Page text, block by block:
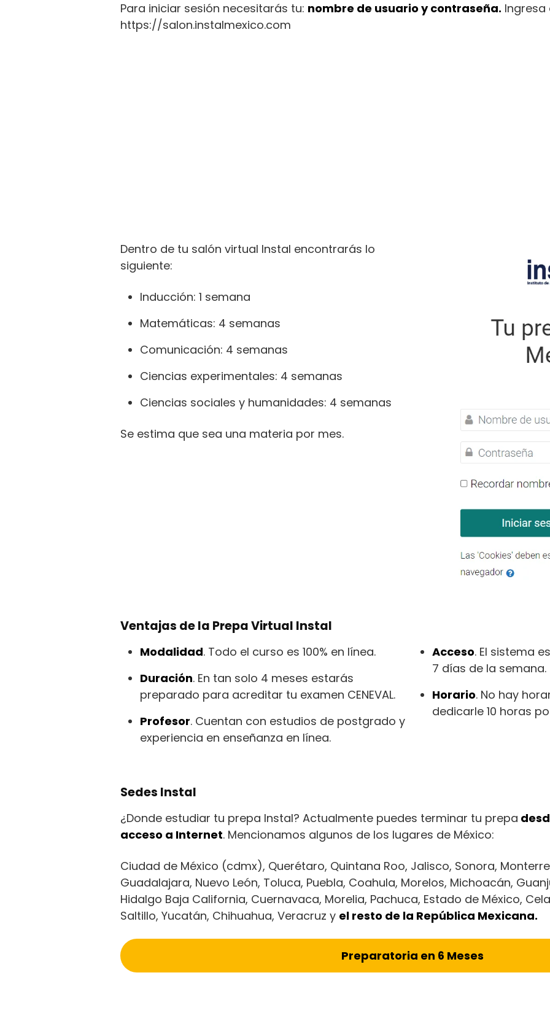
Para iniciar sesión necesitarás tu: nombre de usuario y contraseña. Ingresa
https://salon.instalmexico.com
Dentro de tu salón virtual Instal encontrarás lo
siguiente:
Inducción: 1 semana
Matemáticas: 4 semanas
Comunicación: 4 semanas
Ciencias experimentales: 4 semanas
Ciencias sociales y humanidades: 4 semanas
Se estima que sea una materia por mes.
Ventajas de la Prepa Virtual Instal
Modalidad. Todo el curso es 100% en línea.
Duración. En tan solo 4 meses estarás
preparado para acreditar tu examen CENEVAL.
Profesor. Cuentan con estudios de postgrado y
experiencia en enseñanza en línea.
Acceso. El sistema
7 días de la semana.
Horario. No hay
dedicarle 10 horas
Sedes Instal
¿Donde estudiar tu prepa Instal? Actualmente puedes terminar tu prepa
acceso a Internet. Mencionamos algunos de los lugares de México:
Ciudad de México (cdmx), Querétaro, Quintana Roo, Jalisco, Sonora,
Guadalajara, Nuevo León, Toluca, Puebla, Coahula, Morelos, Michoacán,
Hidalgo Baja California, Cuernavaca, Morelia, Pachuca, Estado de México,
Saltillo, Yucatán, Chihuahua, Veracruz y el resto de la República Mexicana.
Preparatoria en 6 Meses